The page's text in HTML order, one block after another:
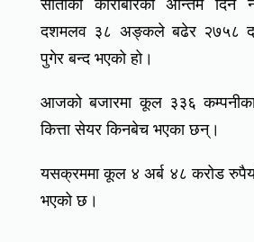
साताको कारोबारको अन्तिम
दशमलव ३८ अङ्कले बढेर २७५८
पुगेर बन्द भएको हो।
आजको बजारमा कूल ३३६
कित्ता सेयर किनबेच भएका छन्।
यसक्रममा कूल ४ अर्ब ४८ करोड रुपैयाँ
भएको छ।